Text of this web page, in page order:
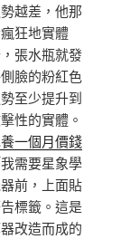
越差，他那
狂地實體
張水瓶就發
臉的粉紅色
至少提升到
性的實體。
一個月價錢
需要星象學
前，上面貼
標籤。這是
改造而成的